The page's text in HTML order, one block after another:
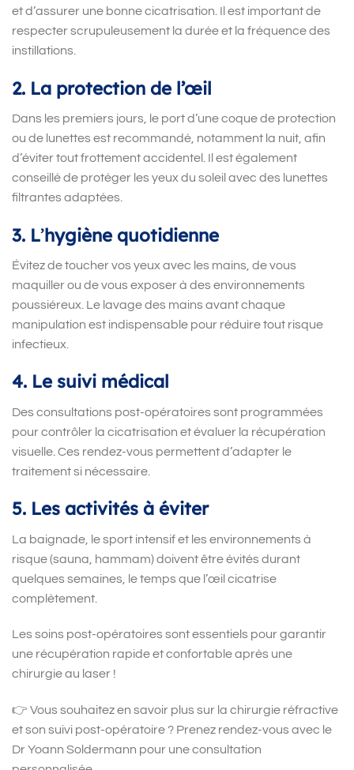
et d’assurer une bonne cicatrisation. Il est important de
respecter scrupuleusement la durée et la fréquence des
instillations.
2. La protection de l’œil
Dans les premiers jours, le port d’une coque de protection
ou de lunettes est recommandé, notamment la nuit, afin
d’éviter tout frottement accidentel. Il est également
conseillé de protéger les yeux du soleil avec des lunettes
filtrantes adaptées.
3. L’hygiène quotidienne
Évitez de toucher vos yeux avec les mains, de vous
maquiller ou de vous exposer à des environnements
poussiéreux. Le lavage des mains avant chaque
manipulation est indispensable pour réduire tout risque
infectieux.
4. Le suivi médical
Des consultations post-opératoires sont programmées
pour contrôler la cicatrisation et évaluer la récupération
visuelle. Ces rendez-vous permettent d’adapter le
traitement si nécessaire.
5. Les activités à éviter
La baignade, le sport intensif et les environnements à
risque (sauna, hammam) doivent être évités durant
quelques semaines, le temps que l’œil cicatrise
complètement.
Les soins post-opératoires sont essentiels pour garantir
une récupération rapide et confortable après une
chirurgie au laser !
👉 Vous souhaitez en savoir plus sur la chirurgie réfractive
et son suivi post-opératoire ? Prenez rendez-vous avec le
Dr Yoann Soldermann pour une consultation